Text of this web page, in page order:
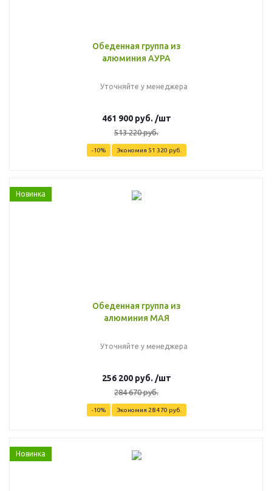
Обеденная группа из
алюминия АУРА
Уточняйте у менеджера
461 900руб. /шт
513 220руб.
-10% Экономия 51 320 руб.
Новинка
Обеденная группа из
алюминия МАЯ
Уточняйте у менеджера
256 200руб. /шт
284 670руб.
-10% Экономия 28 470 руб.
Новинка